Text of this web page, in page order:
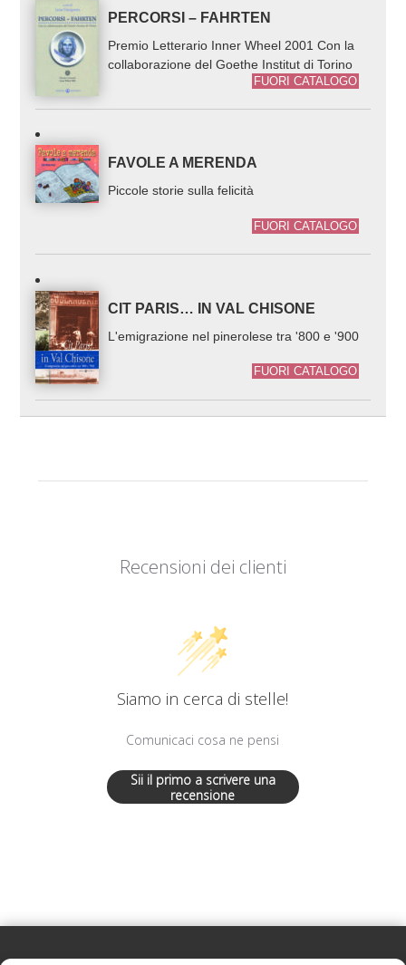
PERCORSI – FAHRTEN
Premio Letterario Inner Wheel 2001 Con la
collaborazione del Goethe Institut di Torino
FUORI CATALOGO
FAVOLE A MERENDA
Piccole storie sulla felicità
FUORI CATALOGO
CIT PARIS… IN VAL CHISONE
L'emigrazione nel pinerolese tra '800 e '900
FUORI CATALOGO
Recensioni dei clienti
Siamo in cerca di stelle!
Comunicaci cosa ne pensi
Sii il primo a scrivere una
recensione